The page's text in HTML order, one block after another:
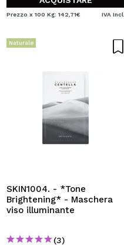
Prezzo x 100 Kg: 142,71€ IVA Incl.
Naturale
SKIN1004. - *Tone
Brightening* - Maschera
viso illuminante
(3)